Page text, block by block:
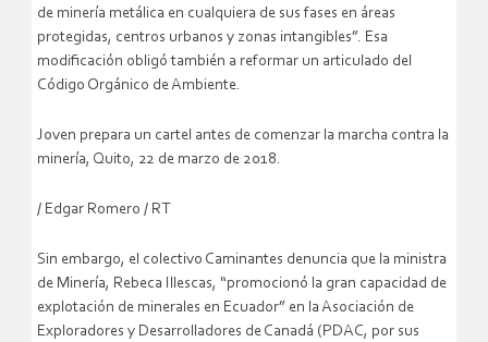
de minería metálica en cualquiera de sus fases en áreas
protegidas, centros urbanos y zonas intangibles”. Esa
modificación obligó también a reformar un articulado del
Código Orgánico de Ambiente.
Joven prepara un cartel antes de comenzar la marcha contra la
minería, Quito, 22 de marzo de 2018.
/ Edgar Romero / RT
Sin embargo, el colectivo Caminantes denuncia que la ministra
de Minería, Rebeca Illescas, “promocionó la gran capacidad de
explotación de minerales en Ecuador” en la Asociación de
Exploradores y Desarrolladores de Canadá (PDAC, por sus